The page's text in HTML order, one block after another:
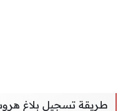
طريقة تسجيل بلاغ